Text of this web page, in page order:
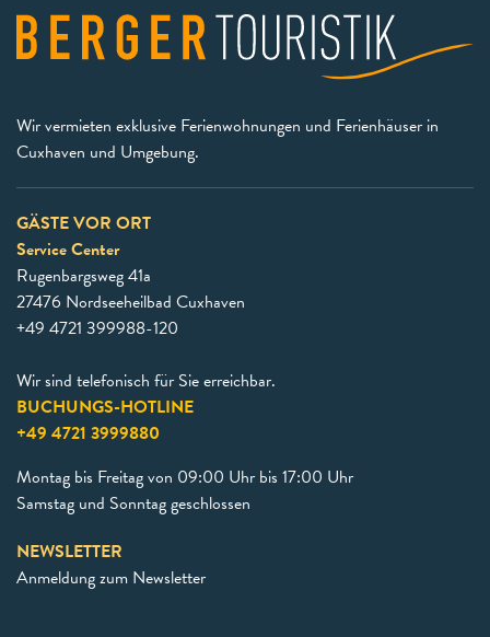
Wir vermieten exklusive Ferienwohnungen und Ferienhäuser in
Cuxhaven und Umgebung.
GÄSTE VOR ORT
Service Center
Rugenbargsweg 41a
27476 Nordseeheilbad Cuxhaven
+49 4721 399988-120
Wir sind telefonisch für Sie erreichbar.
BUCHUNGS-HOTLINE
+49 4721 3999880
Montag bis Freitag von 09:00 Uhr bis 17:00 Uhr
Samstag und Sonntag geschlossen
NEWSLETTER
Anmeldung zum Newsletter